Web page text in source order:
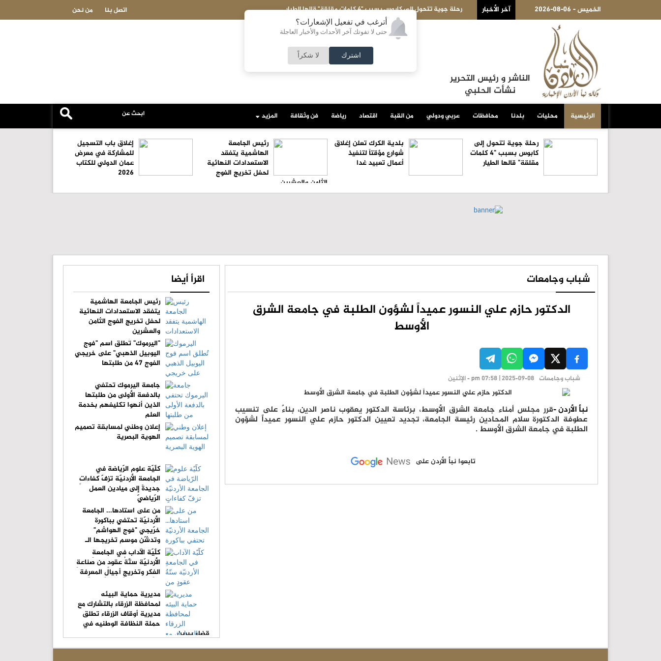
أترغب في تفعيل الإشعارات؟
حتى لا تفوتك آخر الأحداث والأخبار العاجلة
اشترك لا شكراً
2026-08-06 - الخميس آخر الأخبار على مواقف السيارات للموظفين والزوار رحلة جوية تتحول إلى كابوس بسبب "4 كلمات مقلقة" قالها الطيار بلدية الكرك تعلن إغلاق شوارع مؤقتاً لتنفيذ أعمال تعبيد غدا
من نحن اتصل بنا
الناشر و رئيس التحرير
نشأت الحلبي
الرئيسية محليات بلدنا محافظات عربي ودولي من القبة اقتصاد رياضة فن وثقافة المزيد
رحلة جوية تتحول إلى
كابوس بسبب "4 كلمات
مقلقة" قالها الطيار
بلدية الكرك تعلن إغلاق
شوارع مؤقتاً لتنفيذ
أعمال تعبيد غدا
رئيس الجامعة
الهاشمية يتفقد
الاستعدادات النهائية
لحفل تخريج الفوج
الثامن والعشرين
إغلاق باب التسجيل
للمشاركة في معرض
عمان الدولي للكتاب
2026
شباب وجامعات
الدكتور حازم علي النسور عميداً لشؤون الطلبة في جامعة الشرق
الأوسط
شباب وجامعات pm 07:58 | 2025-09-08 - الإثنين
نبأ الأردن -قرر مجلس أمناء جامعة الشرق الأوسط، برئاسة الدكتور يعقوب ناصر الدين، بناءً على تنسيب
عطوفة الدكتورة سلام المحادين رئيسة الجامعة، تجديد تعيين الدكتور حازم علي النسور عميداً لشؤون
الطلبة في جامعة الشرق الأوسط .
تابعوا نبأ الأردن على
اقرأ أيضا
رئيس الجامعة الهاشمية
يتفقد الاستعدادات النهائية
لحفل تخريج الفوج الثامن
والعشرين
"اليرموك" تُطلق اسم "فوج
اليوبيل الذهبي" على خريجي
الفوج 47 من طلبتها
جامعة اليرموك تحتفي
بالدفعة الأولى من طلبتها
الذين أنهوا تكليفهم بخدمة
العلم
إعلان وطني لمسابقة تصميم
الهوية البصرية
كلّيّة علوم الرّياضة في
الجامعة الأردنيّة تزفّ كفاءاتٍ
جديدةً إلى ميادين العمل
الرّياضيّ
من على استادها... الجامعة
الأردنيّة تحتفي بباكورة
خرّيجي "فوج الهواشم"
وتدشّن موسم تخريجها الـ
كلّيّة الآداب في الجامعةِ
الأردنيّة ستّةُ عقودٍ من صناعةِ
الفِكر وتخريجِ أجيالِ المعرِفة
مديرية حماية البيئه
لمحافظة الزرقاء بالتشارك مع
مديرية أوقاف الزرقاء تطلق
حملة النظافة الوطنيه في
قضاء بيرين